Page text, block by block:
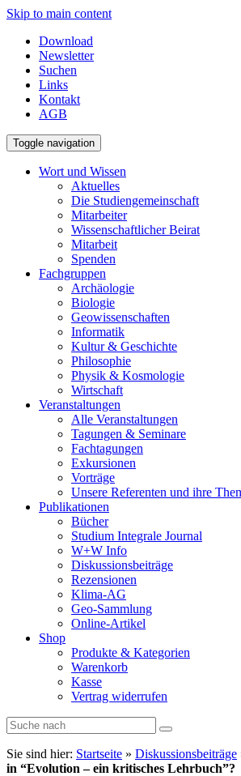
Skip to main content
Download
Newsletter
Suchen
Links
Kontakt
AGB
Toggle navigation
Wort und Wissen
Aktuelles
Die Studiengemeinschaft
Mitarbeiter
Wissenschaftlicher Beirat
Mitarbeit
Spenden
Fachgruppen
Archäologie
Biologie
Geowissenschaften
Informatik
Kultur & Geschichte
Philosophie
Physik & Kosmologie
Wirtschaft
Veranstaltungen
Alle Veranstaltungen
Tagungen & Seminare
Fachtagungen
Exkursionen
Vorträge
Unsere Referenten und ihre
Publikationen
Bücher
Studium Integrale Journal
W+W Info
Diskussionsbeiträge
Rezensionen
Klima-AG
Geo-Sammlung
Online-Artikel
Shop
Produkte & Kategorien
Warenkorb
Kasse
Vertrag widerrufen
Sie sind hier: Startseite » Diskussionsbeiträge
in “Evolution – ein kritisches Lehrbuch”?